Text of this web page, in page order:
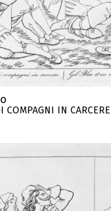
COMPAGNI IN CARCERE